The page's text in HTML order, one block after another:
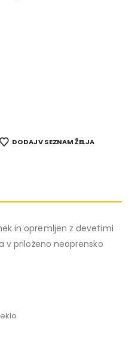
DODAJ V SEZNAM ŽELJA
in opremljen z devetimi
v priloženo neoprensko